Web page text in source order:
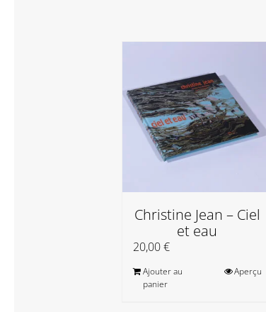
Christine Jean – Ciel
et eau
20,00€
Ajouter au
panier
Aperçu